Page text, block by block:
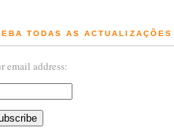
TODAS AS ACTUALIZAÇÕES
email address: